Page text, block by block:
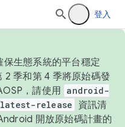
登入
生態系統的平台穩定
季和第 4 季將原始碼發
，請使用 android-
release
資訊清
開放原始碼計畫的